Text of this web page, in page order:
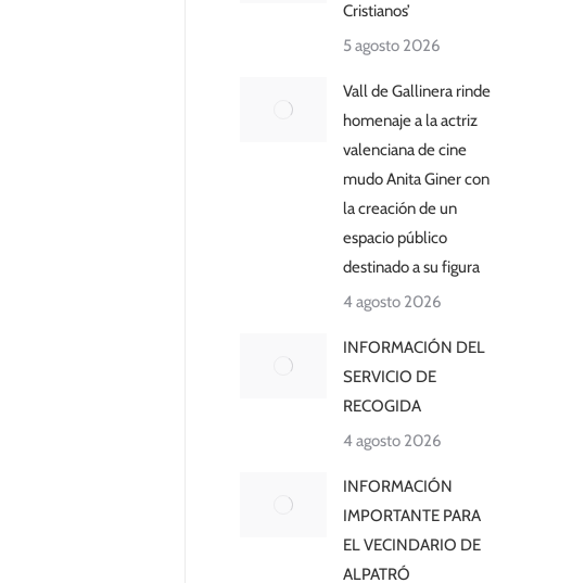
Cristianos’
5 agosto 2026
Vall de Gallinera rinde
homenaje a la actriz
valenciana de cine
mudo Anita Giner con
la creación de un
espacio público
destinado a su figura
4 agosto 2026
INFORMACIÓN DEL
SERVICIO DE
RECOGIDA
4 agosto 2026
INFORMACIÓN
IMPORTANTE PARA
EL VECINDARIO DE
ALPATRÓ